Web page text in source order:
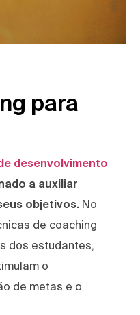
para
desenvolvimento
a auxiliar
objetivos. No
de coaching
dos estudantes,
o
de metas e o